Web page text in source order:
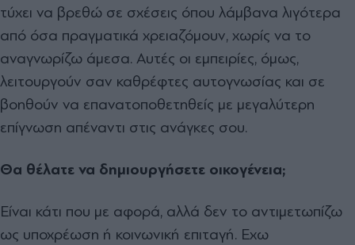
τύχει να βρεθώ σε σχέσεις όπου λάµβανα λιγότερα
από όσα πραγµατικά χρειαζόµουν, χωρίς να το
αναγνωρίζω άµεσα. Αυτές οι εµπειρίες, όµως,
λειτουργούν σαν καθρέφτες αυτογνωσίας και σε
βοηθούν να επανατοποθετηθείς µε µεγαλύτερη
επίγνωση απέναντι στις ανάγκες σου.
Θα θέλατε να δηµιουργήσετε οικογένεια;
Είναι κάτι που µε αφορά, αλλά δεν το αντιµετωπίζω
ως υποχρέωση ή κοινωνική επιταγή. Εχω